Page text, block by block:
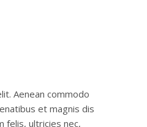
Aenean commodo
et magnis dis
felis, ultricies nec,